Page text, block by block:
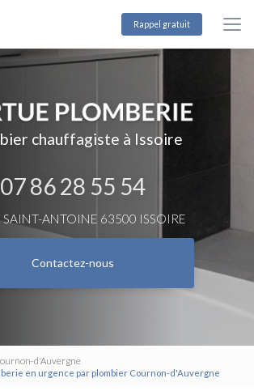
Rappel gratuit
chauffagiste à Issoire
07 86 28 55 54
SAINT-ANTOINE 63500 ISSOIRE
Contactez-nous
d'Auvergne
en urgence par plombier Cournon-d'Auvergne